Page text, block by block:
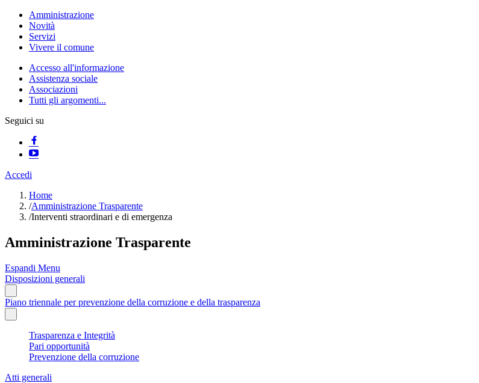
Amministrazione
Novità
Servizi
Vivere il comune
Accesso all'informazione
Assistenza sociale
Associazioni
Tutti gli argomenti...
Seguici su
Accedi
Home
/Amministrazione Trasparente
/Interventi straordinari e di emergenza
Amministrazione Trasparente
Espandi Menu
Disposizioni generali
Piano triennale per prevenzione della corruzione e della trasparenza
Trasparenza e Integrità
Pari opportunità
Prevenzione della corruzione
Atti generali